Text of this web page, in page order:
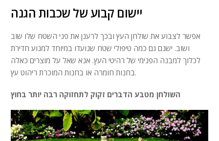
יישום קבוע של שכבות הגנה
אפשר לצבוע את שולחן העץ ובכך לרענן את פני השטח שלו שוב
ושוב. ישנם גם כמה טיפולי שטח שנועדו במיוחד למנוע חדירת
לכלוך למבנה הפנימי של רהיטי העץ. אנא שאל על מוצרים כאלה
בחנות חומרה או בחנות המוכרת ריהוט עץ.